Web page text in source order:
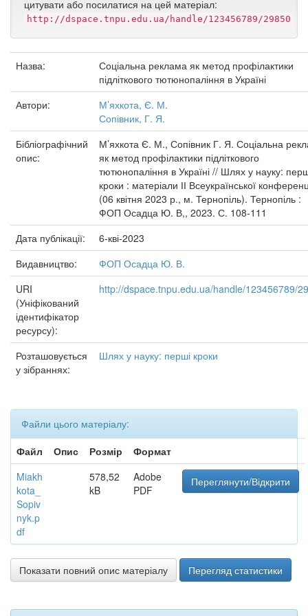
цитувати або посилатися на цей матеріал:
http://dspace.tnpu.edu.ua/handle/123456789/29850
Назва:
Соціальна реклама як метод профілактики
підліткового тютюнопаління в Україні
Автори:
М’яхкота, Є. М.
Сопівник, Г. Я.
Бібліографічний
опис:
М’яхкота Є. М., Сопівник Г. Я. Соціальна
як метод профілактики підліткового
тютюнопаління в Україні // Шлях у науку:
кроки : матеріали ІІ Всеукраїнської
(06 квітня 2023 р., м. Тернопіль). Тернопіль :
ФОП Осадца Ю. В,, 2023. С. 108-111
Дата публікації:
6-кві-2023
Видавництво:
ФОП Осадца Ю. В.
URI
(Уніфікований
ідентифікатор
ресурсу):
http://dspace.tnpu.edu.ua/handle/123456789/
Розташовується
у зібраннях:
Шлях у науку: перші кроки
Файли цього матеріалу:
Файл
Опис Розмір
Формат
Miakh
kota_
Sopiv
nyk.p
df
578,52
kB
Adobe
PDF
Переглянути/Відкрити
Показати повний опис матеріалу Перегляд статистики